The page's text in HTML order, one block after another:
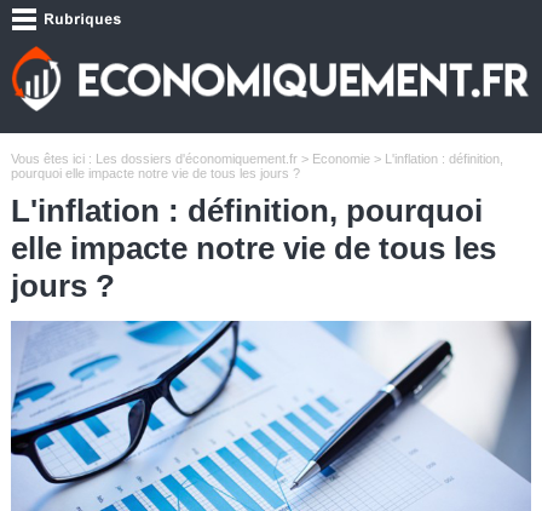
Vous êtes ici : Les dossiers d'économiquement.fr> Economie> L'inflation : définition,
pourquoi elle impacte notre vie de tous les jours ?
L'inflation : définition, pourquoi
elle impacte notre vie de tous les
jours ?